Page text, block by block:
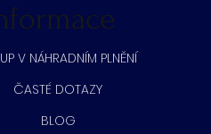
V NÁHRADNÍM PLNĚNÍ
ČASTÉ DOTAZY
BLOG